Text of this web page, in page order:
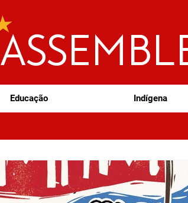
Educação Indígena